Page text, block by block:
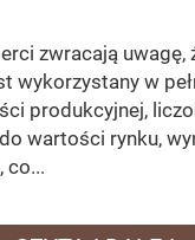
zwracają uwagę,
wykorzystany w
produkcyjnej,
wartości rynku,
co...